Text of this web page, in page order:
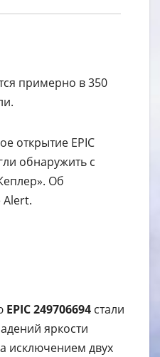
примерно в 350
открытие EPIC
обнаружить с
Об
Alert.
EPIC 249706694 стали
яркости
исключением двух